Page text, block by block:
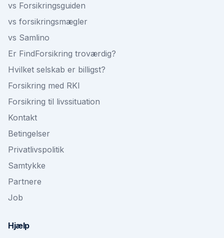
vs Forsikringsguiden
vs forsikringsmægler
vs Samlino
Er FindForsikring troværdig?
Hvilket selskab er billigst?
Forsikring med RKI
Forsikring til livssituation
Kontakt
Betingelser
Privatlivspolitik
Samtykke
Partnere
Job
Hjælp